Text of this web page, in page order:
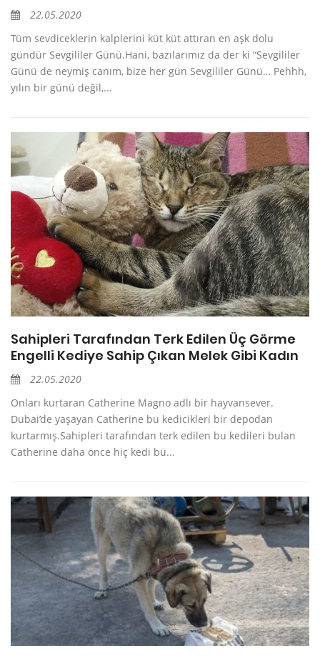
22.05.2020
Tüm sevdiceklerin kalplerini küt küt attıran en aşk dolu
gündür Sevgililer Günü.Hani, bazılarımız da der ki “Sevgililer
Günü de neymiş canım, bize her gün Sevgililer Günü… Pehhh,
yılın bir günü değil,...
Sahipleri Tarafından Terk Edilen Üç Görme
Engelli Kediye Sahip Çıkan Melek Gibi Kadın
22.05.2020
Onları kurtaran Catherine Magno adlı bir hayvansever.
Dubai’de yaşayan Catherine bu kedicikleri bir depodan
kurtarmış.Sahipleri tarafından terk edilen bu kedileri bulan
Catherine daha önce hiç kedi bü...